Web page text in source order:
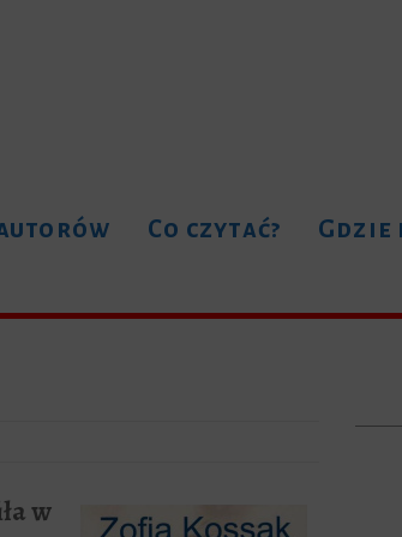
Co czytać?
Gdzie
w